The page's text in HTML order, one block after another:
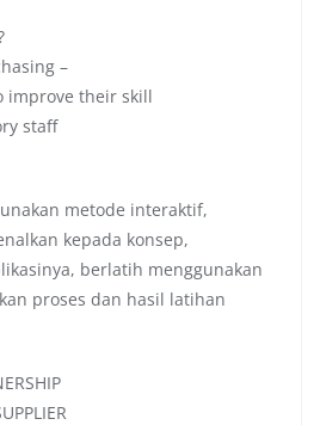
–
improve their skill
staff
metode interaktif,
kepada konsep,
berlatih menggunakan
proses dan hasil latihan